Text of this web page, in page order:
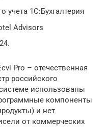
учета 1С:Бухгалтерия
Advisors
Pro – отечественная
российского
использованы
компоненты
и нет
от коммерческих